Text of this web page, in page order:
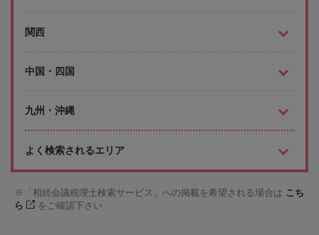
関西
中国・四国
九州・沖縄
よく検索されるエリア
「相続会議税理士検索サービス」への掲載を希望される場合は こち
ら
をご確認下さい